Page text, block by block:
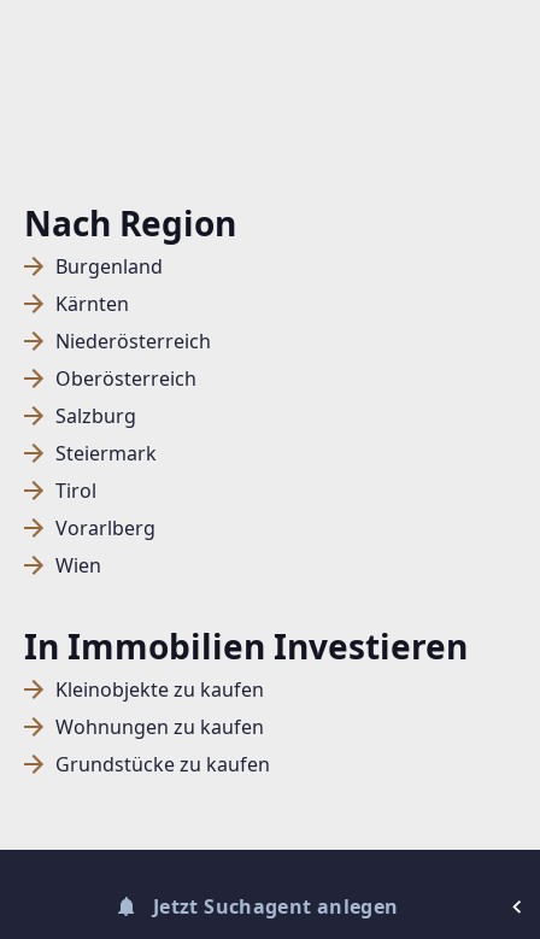
Nach Region
Burgenland
Kärnten
Niederösterreich
Oberösterreich
Salzburg
Steiermark
Tirol
Vorarlberg
Wien
In Immobilien Investieren
Kleinobjekte zu kaufen
Wohnungen zu kaufen
Grundstücke zu kaufen
Jetzt Suchagent anlegen
SUCHAGENT ANLEGEN FÜR DIE
AKTUELLEN SUCHKRITERIEN
Dieser Filter wird viele Treffer erzeugen. Bitte setzen
Treffer verfeinern
Ich stimme der Verarbeitung meiner Daten, wie
in denDatenschutzbestimmungen
zu.
© DIBEO.AT - DIE BESTEN OBJEKTE 2026